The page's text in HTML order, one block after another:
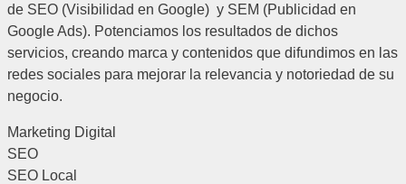
de SEO (Visibilidad en Google) y SEM (Publicidad en
Google Ads). Potenciamos los resultados de dichos
servicios, creando marca y contenidos que difundimos en las
redes sociales para mejorar la relevancia y notoriedad de su
negocio.
Marketing Digital
SEO
SEO Local